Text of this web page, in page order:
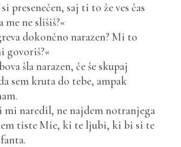
presenečen, saj ti to že ves čas
ne slišiš?«
dokončno narazen? Mi to
govoriš?«
šla narazen, če še skupaj
sem kruta do tebe, ampak
mi naredil, ne najdem notranjega
tiste Mie, ki te ljubi, ki bi si te